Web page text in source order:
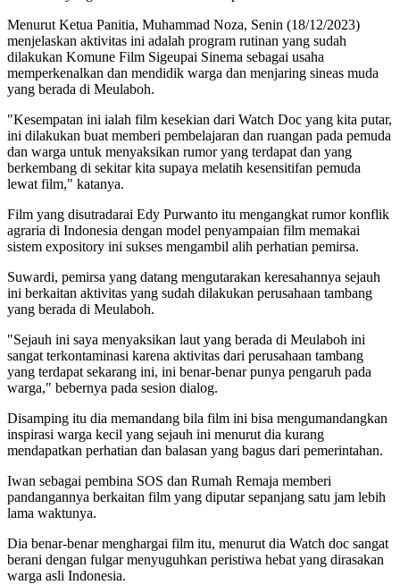
Menurut Ketua Panitia, Muhammad Noza, Senin (18/12/2023)
menjelaskan aktivitas ini adalah program rutinan yang sudah
dilakukan Komune Film Sigeupai Sinema sebagai usaha
memperkenalkan dan mendidik warga dan menjaring sineas muda
yang berada di Meulaboh.
"Kesempatan ini ialah film kesekian dari Watch Doc yang kita putar,
ini dilakukan buat memberi pembelajaran dan ruangan pada pemuda
dan warga untuk menyaksikan rumor yang terdapat dan yang
berkembang di sekitar kita supaya melatih kesensitifan pemuda
lewat film," katanya.
Film yang disutradarai Edy Purwanto itu mengangkat rumor konflik
agraria di Indonesia dengan model penyampaian film memakai
sistem expository ini sukses mengambil alih perhatian pemirsa.
Suwardi, pemirsa yang datang mengutarakan keresahannya sejauh
ini berkaitan aktivitas yang sudah dilakukan perusahaan tambang
yang berada di Meulaboh.
"Sejauh ini saya menyaksikan laut yang berada di Meulaboh ini
sangat terkontaminasi karena aktivitas dari perusahaan tambang
yang terdapat sekarang ini, ini benar-benar punya pengaruh pada
warga," bebernya pada sesion dialog.
Disamping itu dia memandang bila film ini bisa mengumandangkan
inspirasi warga kecil yang sejauh ini menurut dia kurang
mendapatkan perhatian dan balasan yang bagus dari pemerintahan.
Iwan sebagai pembina SOS dan Rumah Remaja memberi
pandangannya berkaitan film yang diputar sepanjang satu jam lebih
lama waktunya.
Dia benar-benar menghargai film itu, menurut dia Watch doc sangat
berani dengan fulgar menyuguhkan peristiwa hebat yang dirasakan
warga asli Indonesia.